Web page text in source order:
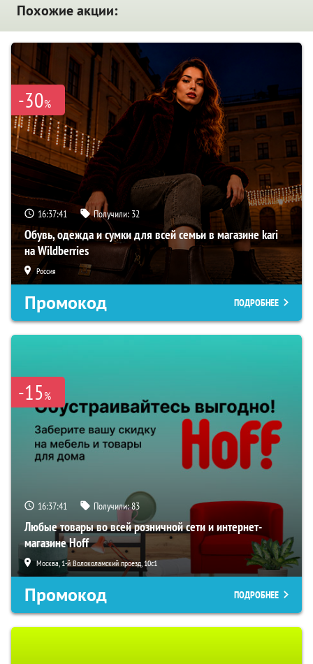
Похожие акции:
-30%
16:37:40 Получили: 32
Обувь, одежда и сумки для всей семьи в магазине kari
на Wildberries
Россия
Промокод ПОДРОБНЕЕ
-15%
16:37:40 Получили:83
Любые товары во всей розничной сети и интернет-
магазине Hoff
Москва, 1-й Волоколамский проезд, 10с1
Промокод ПОДРОБНЕЕ